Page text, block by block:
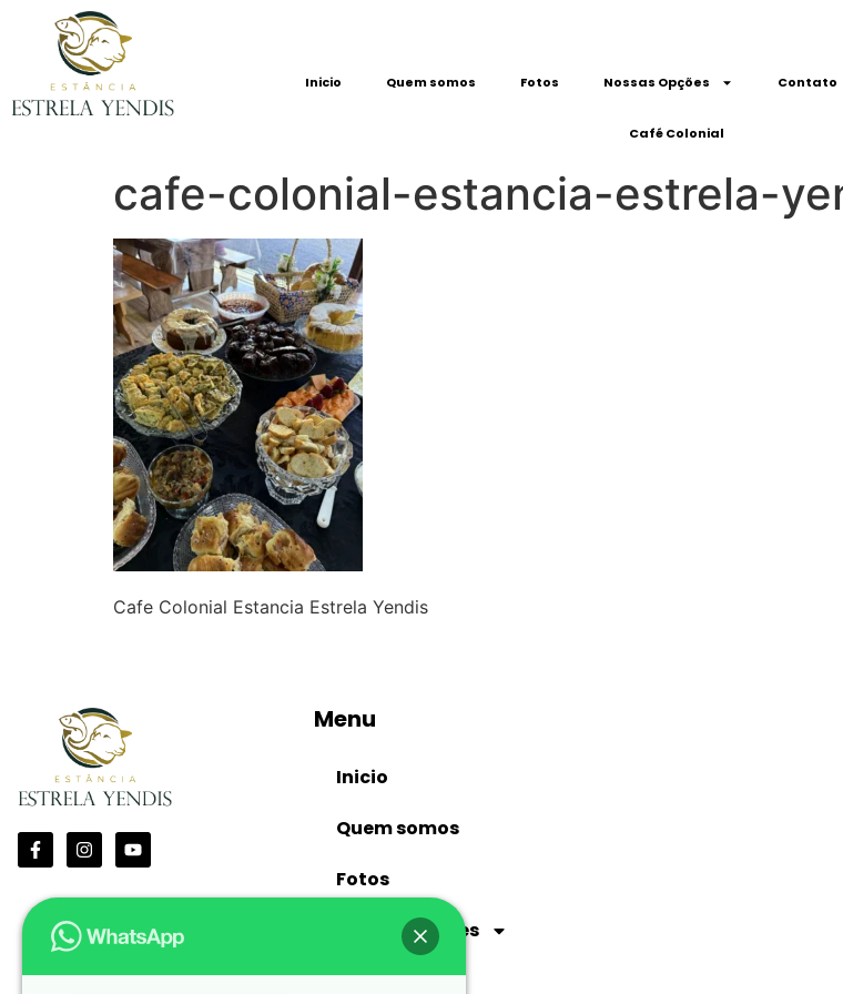
Inicio Quem somos Fotos Nossas Opções Contato
Café Colonial
cafe-colonial-estancia-estrela-
Cafe Colonial Estancia Estrela Yendis
Menu
Inicio
Quem somos
Fotos
Nossas Opções
Contato